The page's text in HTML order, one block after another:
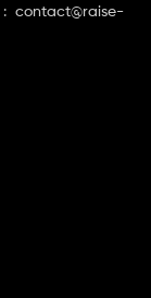
contact@raise-